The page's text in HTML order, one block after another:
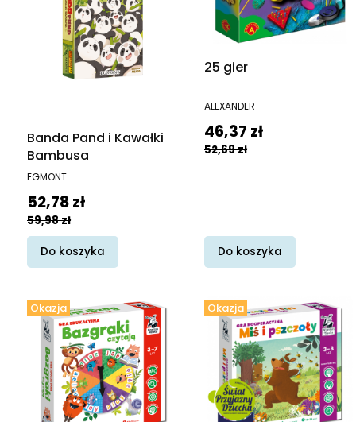
Banda Pand i Kawałki
Bambusa
PRODUCENT
EGMONT
Cena promocyjna
52,78 zł
59,98 zł
Do koszyka
25 gier
PRODUCENT
ALEXANDER
Cena promocyjna
46,37 zł
52,69 zł
Do koszyka
Okazja Okazja